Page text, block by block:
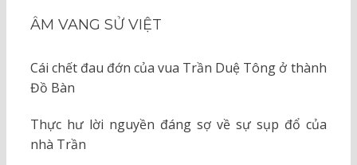
ÂM VANG SỬ VIỆT
Cái chết đau đớn của vua Trần Duệ Tông ở thành
Đồ Bàn
Thực hư lời nguyền đáng sợ về sự sụp đổ của
nhà Trần